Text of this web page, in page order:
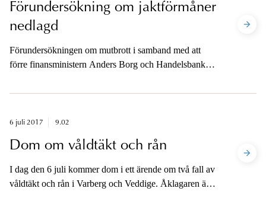
Förundersökning om jaktförmåner
nedlagd
Förundersökningen om mutbrott i samband med att
förre finansministern Anders Borg och Handelsbankens
nedlagd. De två och andra näringslivsföreträdare hade
6 juli 2017 9.02
Dom om våldtäkt och rån
I dag den 6 juli kommer dom i ett ärende om två fall av
våldtäkt och rån i Varberg och Veddige. Åklagaren är